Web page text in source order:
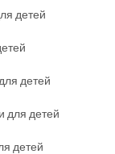
детей
детей
для детей
детей